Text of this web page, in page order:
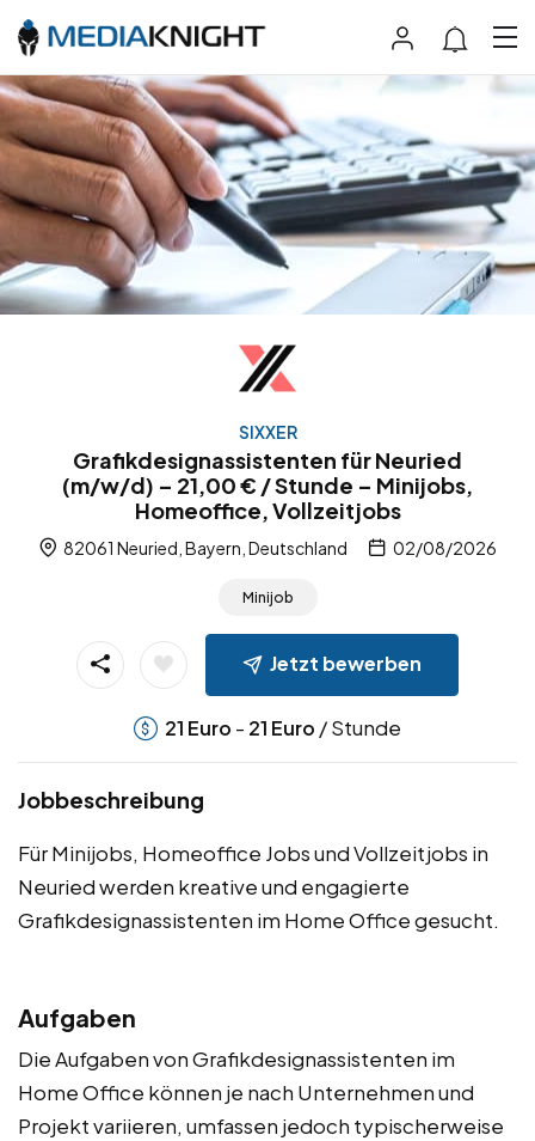
SIXXER
Grafikdesignassistenten für Neuried
(m/w/d) – 21,00 € / Stunde – Minijobs,
Homeoffice, Vollzeitjobs
82061 Neuried, Bayern, Deutschland 02/08/2026
Minijob
Jetzt bewerben
21 Euro - 21 Euro / Stunde
Jobbeschreibung
Für Minijobs, Homeoffice Jobs und Vollzeitjobs in
Neuried werden kreative und engagierte
Grafikdesignassistenten im Home Office gesucht.
Aufgaben
Die Aufgaben von Grafikdesignassistenten im
Home Office können je nach Unternehmen und
Projekt variieren, umfassen jedoch typischerweise